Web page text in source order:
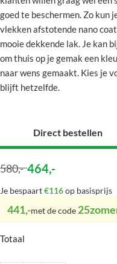
goed te beschermen. Zo kun
vlekken afstotende nano
mooie dekkende lak. Je kan
om thuis op je gemak een
naar wens gemaakt. Kies je
blijft hetzelfde.
Direct bestellen
580,- 464,-
Je bespaart€116op basisprijs
441,-met de code
Totaal